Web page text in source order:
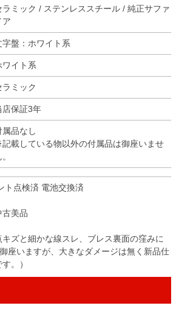
ラミック / ステンレススチール / 純正サファ
ア
字盤：ホワイト系
ワイト系
ラミック
店保証3年
属品なし
載している物以外の付属品は御座いませ
ト点検済 電池交換済
古美品
キズと細かな線スレ、ブレス裏面の窪みに
座いますが、大きなダメージは無く新品仕
。）